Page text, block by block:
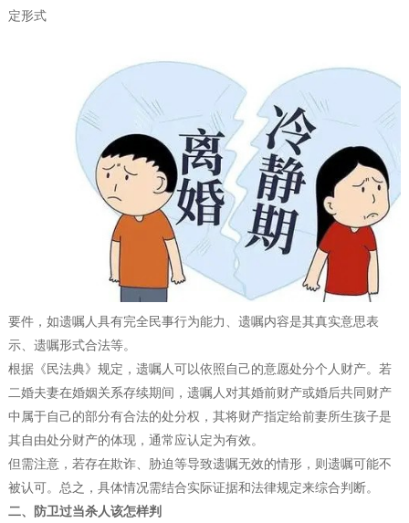
定形式
要件，如遗嘱人具有完全民事行为能力、遗嘱内容是其真实意思表
示、遗嘱形式合法等。
根据《民法典》规定，遗嘱人可以依照自己的意愿处分个人财产。若
二婚夫妻在婚姻关系存续期间，遗嘱人对其婚前财产或婚后共同财产
中属于自己的部分有合法的处分权，其将财产指定给前妻所生孩子是
其自由处分财产的体现，通常应认定为有效。
但需注意，若存在欺诈、胁迫等导致遗嘱无效的情形，则遗嘱可能不
被认可。总之，具体情况需结合实际证据和法律规定来综合判断。
二、防卫过当杀人该怎样判